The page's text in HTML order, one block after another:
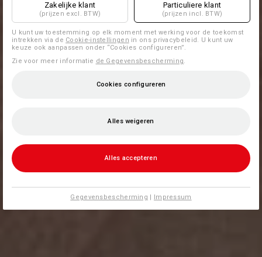
Zakelijke klant
(prijzen excl. BTW)
Particuliere klant
(prijzen incl. BTW)
U kunt uw toestemming op elk moment met werking voor de toekomst
intrekken via de Cookie-instellingen in ons privacybeleid. U kunt uw
keuze ook aanpassen onder “Cookies configureren”.
Zie voor meer informatie de Gegevensbescherming.
Cookies configureren
Alles weigeren
Alles accepteren
Gegevensbescherming | Impressum